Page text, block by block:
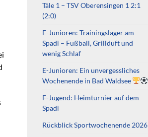
Täle 1 – TSV Oberensingen 1 2:1
(2:0)
E-Junioren: Trainingslager am
Spadi – Fußball, Grillduft und
wenig Schlaf
E-Junioren: Ein unvergessliches
Wochenende in Bad Waldsee
F-Jugend: Heimturnier auf dem
Spadi
Rückblick Sportwochenende 2026